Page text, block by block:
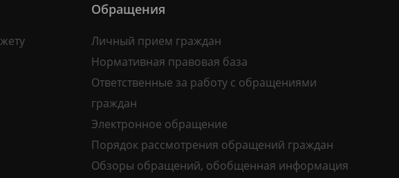
Обращения
Личный прием граждан
Нормативная правовая база
Ответственные за работу с обращениями
граждан
Электронное обращение
Порядок рассмотрения обращений граждан
Обзоры обращений, обобщенная информация